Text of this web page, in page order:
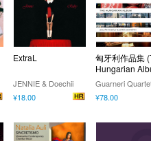
ExtraL
JENNIE & Doechii
¥18.00
匈牙利作品集
Hungarian
Guarneri
¥78.00